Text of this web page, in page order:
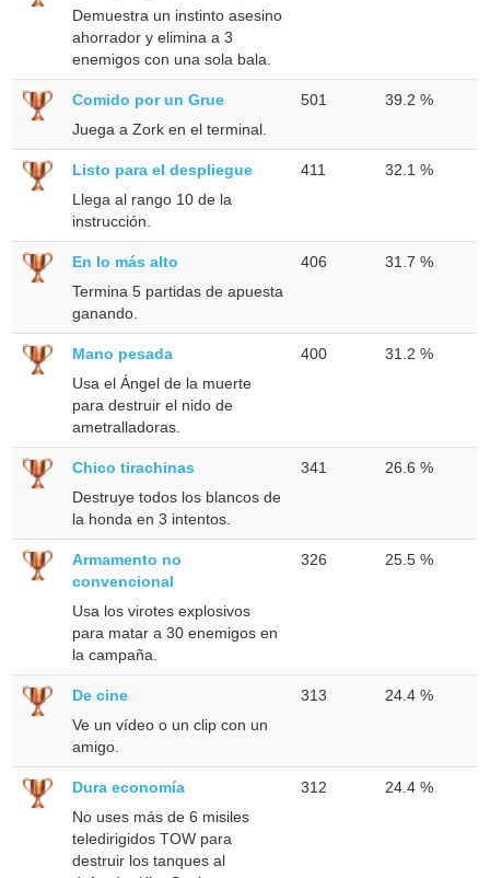
Demuestra un instinto asesino
ahorrador y elimina a 3
enemigos con una sola bala.
Comido por un Grue
Juega a Zork en el terminal.
501 39.2 %
Listo para el despliegue
Llega al rango 10 de la
instrucción.
411 32.1 %
En lo más alto
Termina 5 partidas de apuesta
ganando.
406 31.7 %
Mano pesada
Usa el Ángel de la muerte
para destruir el nido de
ametralladoras.
400 31.2 %
Chico tirachinas
Destruye todos los blancos de
la honda en 3 intentos.
341 26.6 %
Armamento no
convencional
Usa los virotes explosivos
para matar a 30 enemigos en
la campaña.
326 25.5 %
De cine
Ve un vídeo o un clip con un
amigo.
313 24.4 %
Dura economía
No uses más de 6 misiles
teledirigidos TOW para
destruir los tanques al
312 24.4 %